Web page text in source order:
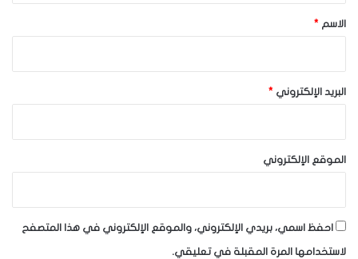
*الاسم *
البريد الإلكتروني *
الموقع الإلكتروني
احفظ اسمي، بريدي الإلكتروني، والموقع الإلكتروني في هذا المتصفح
لاستخدامها المرة المقبلة في تعليقي.